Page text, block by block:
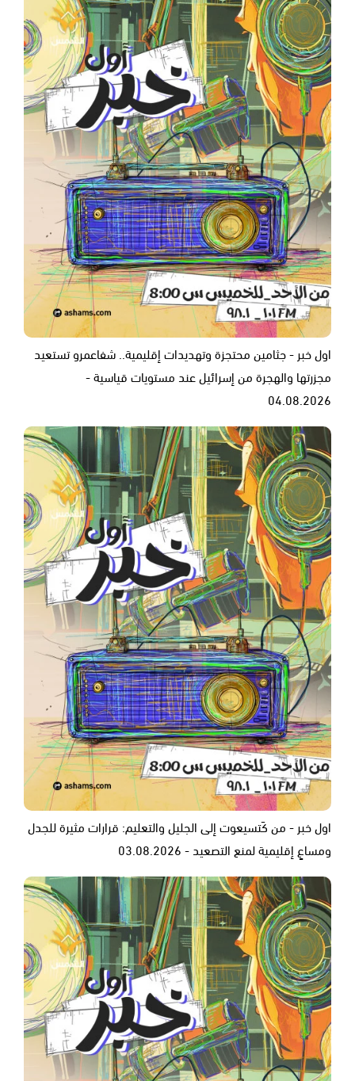
اول خبر - جثامين محتجزة وتهديدات إقليمية.. شفاعمرو تستعيد
مجزرتها والهجرة من إسرائيل عند مستويات قياسية -
04.08.2026
اول خبر - من كَتسيعوت إلى الجليل والتعليم: قرارات مثيرة للجدل
ومساعٍ إقليمية لمنع التصعيد - 03.08.2026